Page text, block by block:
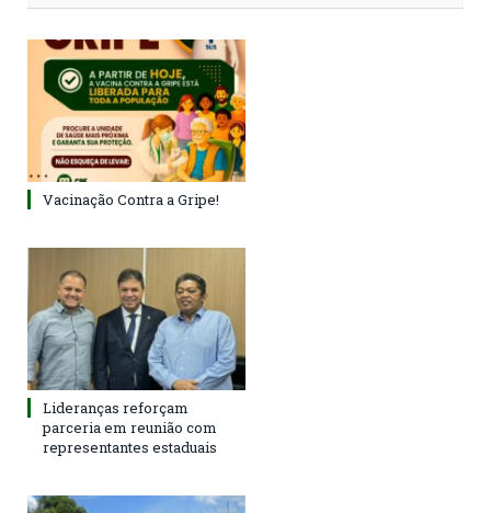
Vacinação Contra a Gripe!
Lideranças reforçam
parceria em reunião com
representantes estaduais